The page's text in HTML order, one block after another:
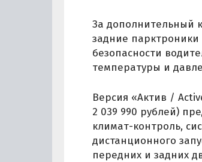
За дополнительный
задние
безопасности
температуры и
Версия «Актив /
2 039 990 рублей)
климат-контроль,
дистанционного
передних и задних